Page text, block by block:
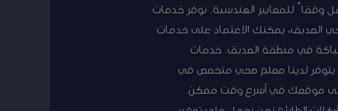
وفقاً للمعايير الهندسية. نوفر خدمات
على مدار24 ساعة اتصل بنا مع فني صحي الصديق، يمكنك الاعتماد على خدمات
بالسباكة في منطقة الصديق. خدمات
يتوفر لدينا معلم صحي متخصص في
إلى موقعك في أسرع وقت ممكن.